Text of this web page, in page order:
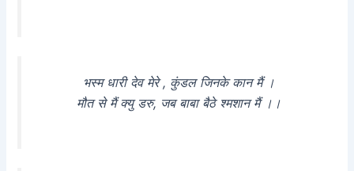
भस्म धारी देव मेरे , कुंडल जिनके कान मैं ।
मौत से मैं क्यु डरु, जब बाबा बैठे श्मशान मैं ।।